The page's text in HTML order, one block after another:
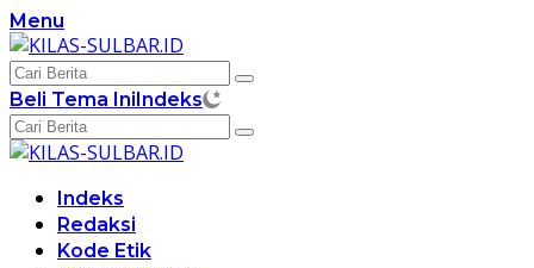
Langsung
ke
konten
Menu
Beli Tema IniIndeks
Indeks
Redaksi
Kode Etik